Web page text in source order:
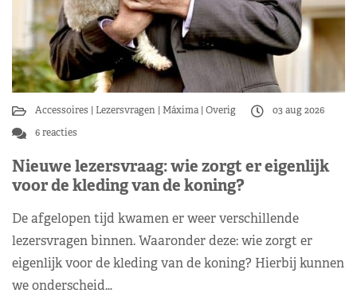
Accessoires Lezersvragen Máxima Overig
03 aug 2026
6 reacties
Nieuwe lezersvraag: wie zorgt er eigenlijk
voor de kleding van de koning?
De afgelopen tijd kwamen er weer verschillende
lezersvragen binnen. Waaronder deze: wie zorgt er
eigenlijk voor de kleding van de koning? Hierbij kunnen
we onderscheid…